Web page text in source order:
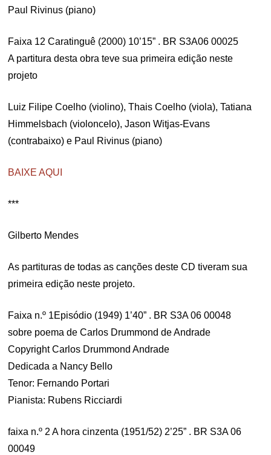
Paul Rivinus (piano)
Faixa 12 Caratinguê (2000) 10’15” . BR S3A06 00025
A partitura desta obra teve sua primeira edição neste
projeto
Luiz Filipe Coelho (violino), Thais Coelho (viola), Tatiana
Himmelsbach (violoncelo), Jason Witjas-Evans
(contrabaixo) e Paul Rivinus (piano)
BAIXE AQUI
***
Gilberto Mendes
As partituras de todas as canções deste CD tiveram sua
primeira edição neste projeto.
Faixa n.º 1Episódio (1949) 1’40” . BR S3A 06 00048
sobre poema de Carlos Drummond de Andrade
Copyright Carlos Drummond Andrade
Dedicada a Nancy Bello
Tenor: Fernando Portari
Pianista: Rubens Ricciardi
faixa n.º 2 A hora cinzenta (1951/52) 2’25” . BR S3A 06
00049